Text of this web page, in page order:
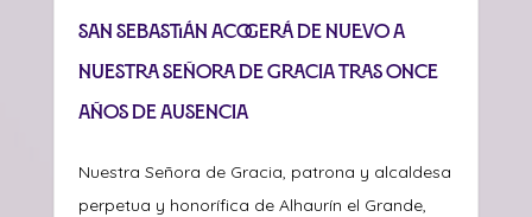
San Sebastián acogerá de nuevo a
Nuestra Señora de Gracia tras once
años de ausencia
Nuestra Señora de Gracia, patrona y alcaldesa
perpetua y honorífica de Alhaurín el Grande,